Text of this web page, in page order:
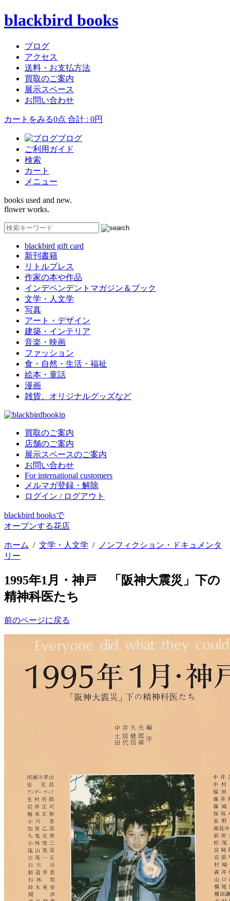
blackbird books
ブログ
アクセス
送料・お支払方法
買取のご案内
展示スペース
お問い合わせ
カートをみる0点 合計 : 0円
ブログ
ご利用ガイド
検索
カート
メニュー
books used and new.
flower works.
blackbird gift card
新刊書籍
リトルプレス
作家の本や作品
インデペンデントマガジン＆ブック
文学・人文学
写真
アート・デザイン
建築・インテリア
音楽・映画
ファッション
食・自然・生活・福祉
絵本・童話
漫画
雑貨、オリジナルグッズなど
買取のご案内
店舗のご案内
展示スペースのご案内
お問い合わせ
For international customers
メルマガ登録・解除
ログイン / ログアウト
blackbird booksで
オープンする花店
ホーム / 文学・人文学 /
ノンフィクション・ドキュメンタ
リー
1995年1月・神戸 「阪神大震災」下の
精神科医たち
前のページに戻る